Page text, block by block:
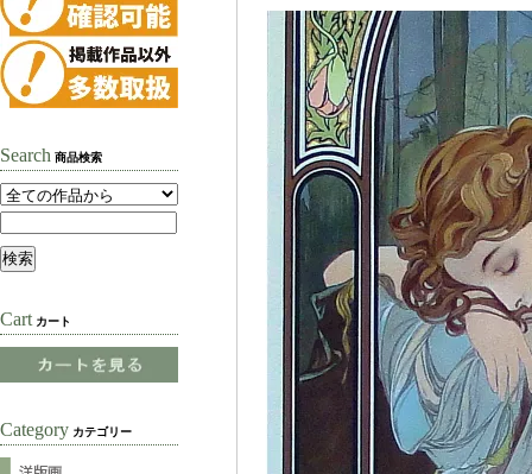
Search 商品検索
Cart カート
Category カテゴリー